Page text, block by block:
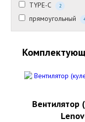
TYPE-C 2
прямоугольный
Вентилятор